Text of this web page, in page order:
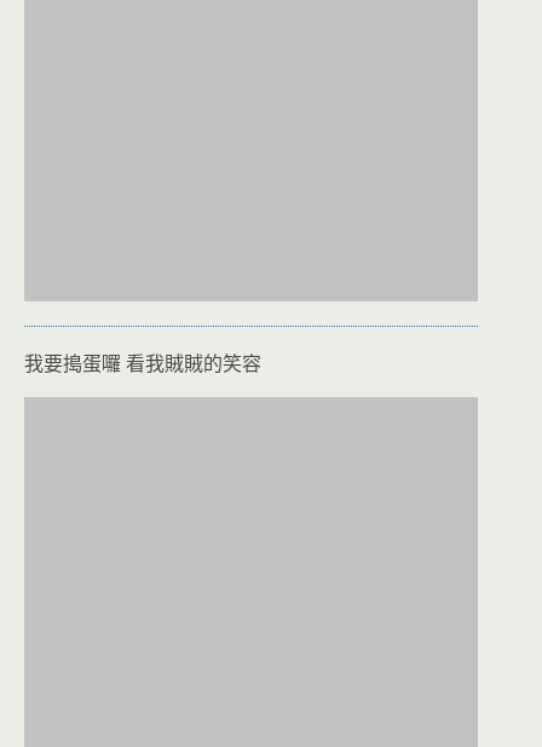
我要搗蛋囉 看我賊賊的笑容